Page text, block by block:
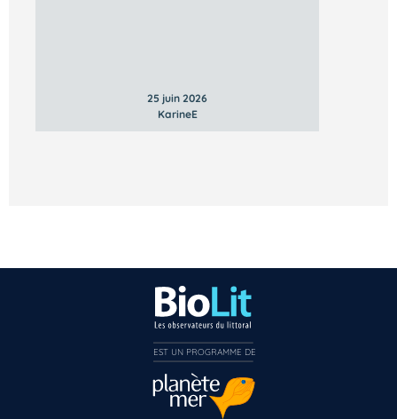
25 juin 2026
KarineE